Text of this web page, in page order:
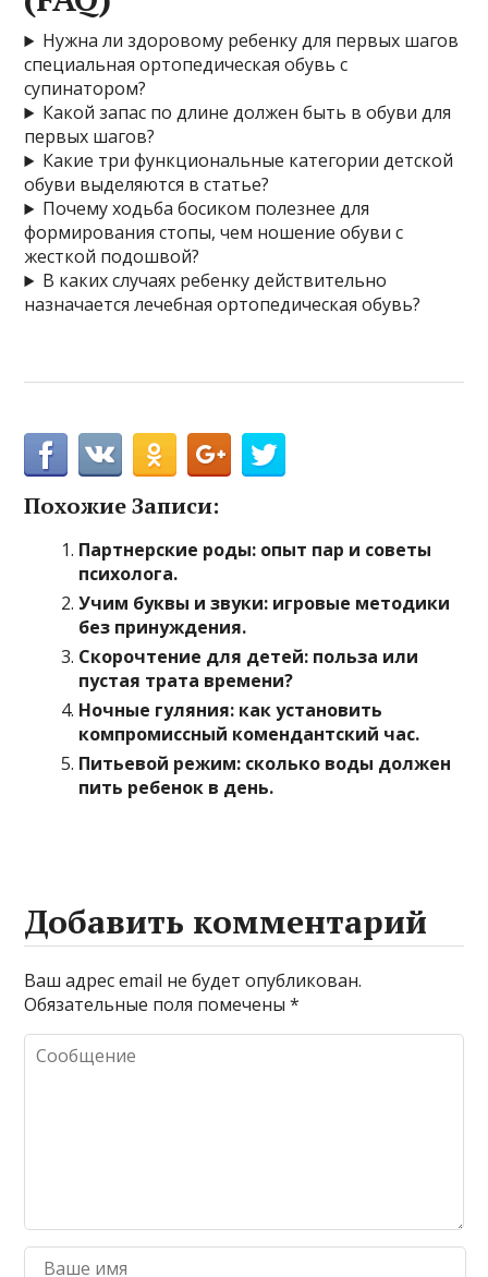
Нужна ли здоровому ребенку для первых шагов
специальная ортопедическая обувь с
супинатором?
Какой запас по длине должен быть в обуви для
первых шагов?
Какие три функциональные категории детской
обуви выделяются в статье?
Почему ходьба босиком полезнее для
формирования стопы, чем ношение обуви с
жесткой подошвой?
В каких случаях ребенку действительно
назначается лечебная ортопедическая обувь?
Похожие Записи:
Партнерские роды: опыт пар и советы
психолога.
Учим буквы и звуки: игровые методики
без принуждения.
Скорочтение для детей: польза или
пустая трата времени?
Ночные гуляния: как установить
компромиссный комендантский час.
Питьевой режим: сколько воды должен
пить ребенок в день.
Добавить комментарий
Ваш адрес email не будет опубликован.
Обязательные поля помечены*